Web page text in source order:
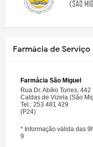
Farmácia de Serviço